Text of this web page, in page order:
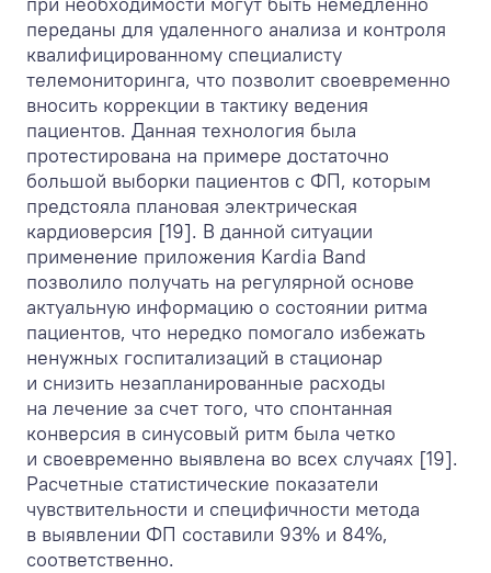
переданы для удаленного анализа и контроля
квалифицированному специалисту
телемониторинга, что позволит своевременно
вносить коррекции в тактику ведения
пациентов. Данная технология была
протестирована на примере достаточно
большой выборки пациентов с ФП, которым
предстояла плановая электрическая
кардиоверсия [19]. В данной ситуации
применение приложения Kardia Band
позволило получать на регулярной основе
актуальную информацию о состоянии ритма
пациентов, что нередко помогало избежать
ненужных госпитализаций в стационар
и снизить незапланированные расходы
на лечение за счет того, что спонтанная
конверсия в синусовый ритм была четко
и своевременно выявлена во всех случаях [19].
Расчетные статистические показатели
чувствительности и специфичности метода
в выявлении ФП составили 93% и 84%,
соответственно.